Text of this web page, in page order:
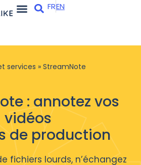
FREN
services » StreamNote
: annotez vos
vidéos
de production
fichiers lourds, n’échangez